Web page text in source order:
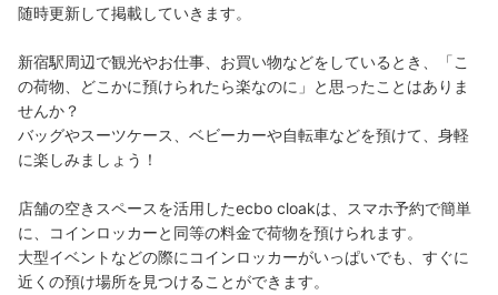
保管できる荷物数
中 :1/ ¥500小: 4/
¥400
支払い方法
現金, ICカード
随時更新して掲載していきます。
新宿駅周辺で観光やお仕事、お買い物などをしているとき、「こ
の荷物、どこかに預けられたら楽なのに」と思ったことはありま
せんか？
バッグやスーツケース、ベビーカーや自転車などを預けて、身軽
に楽しみましょう！
店舗の空きスペースを活用したecbo cloakは、スマホ予約で簡単
に、コインロッカーと同等の料金で荷物を預けられます。
大型イベントなどの際にコインロッカーがいっぱいでも、すぐに
近くの預け場所を見つけることができます。